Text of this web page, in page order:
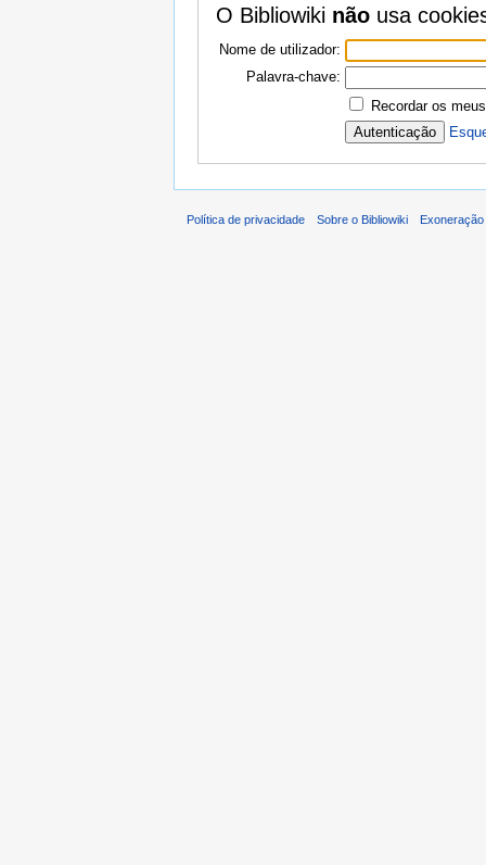
O Bibliowiki nãousa
Nome de utilizador:
Palavra-chave:
Recordar os
Política de privacidade Sobre o Bibliowiki